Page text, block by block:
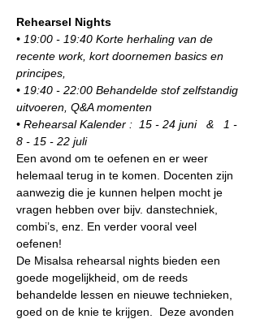
Rehearsel Nights
• 19:00 - 19:40 Korte herhaling van de
recente work, kort doornemen basics en
principes,
• 19:40 - 22:00 Behandelde stof zelfstandig
uitvoeren, Q&A momenten
• Rehearsal Kalender :  15 - 24 juni   &   1 -
8 - 15 - 22 juli
Een avond om te oefenen en er weer
helemaal terug in te komen. Docenten zijn
aanwezig die je kunnen helpen mocht je
vragen hebben over bijv. danstechniek,
combi’s, enz. En verder vooral veel
oefenen!
De Misalsa rehearsal nights bieden een
goede mogelijkheid, om de reeds
behandelde lessen en nieuwe technieken,
goed on de knie te krijgen.  Deze avonden